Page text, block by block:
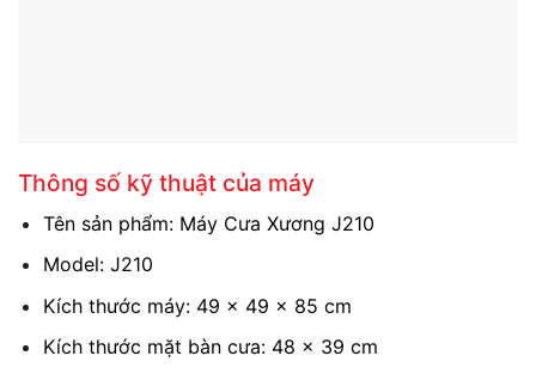
Thông số kỹ thuật của máy
Tên sản phẩm: Máy Cưa Xương J210
Model: J210
Kích thước máy: 49 x 49 x 85 cm
Kích thước mặt bàn cưa: 48 x 39 cm